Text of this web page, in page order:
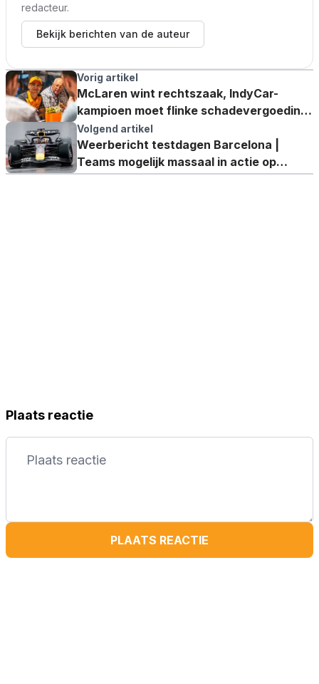
redacteur.
Bekijk berichten van de auteur
Vorig artikel
McLaren wint rechtszaak, IndyCar-
kampioen moet flinke schadevergoeding
betalen
Volgend artikel
Weerbericht testdagen Barcelona |
Teams mogelijk massaal in actie op
donderdag en vrijdag
Plaats reactie
PLAATS REACTIE